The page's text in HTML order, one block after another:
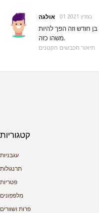
אולגה 01 במרץ 2021
חודש וזה הפך להיות
משהו כזה.
תיאור הכבשים הקטנים
קטגוריות
עגבניות
תרנגולות
פטריות
מלפפונים
פרות ושוורים